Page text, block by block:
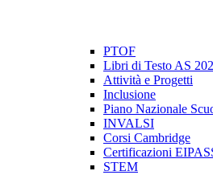
PTOF
Libri di Testo AS
Attività e Progetti
Inclusione
Piano Nazionale
INVALSI
Corsi Cambridge
Certificazioni
STEM